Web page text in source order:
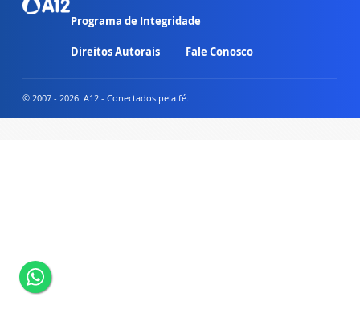
Programa de Integridade
Direitos Autorais Fale Conosco
© 2007 - 2026. A12 - Conectados pela fé.